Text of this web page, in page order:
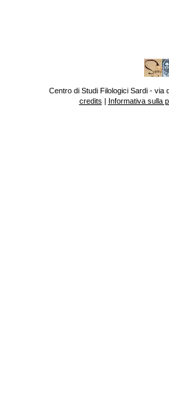
Centro di Studi Filologici Sardi - via
credits | Informativa sulla